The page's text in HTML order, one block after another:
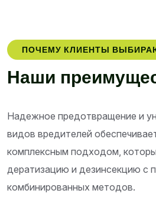
ПОЧЕМУ КЛИЕНТЫ
Наши преимуще
Надежное предотвращение и
видов вредителей
комплексным подходом,
дератизацию и дезинсекцию с
комбинированных методов.